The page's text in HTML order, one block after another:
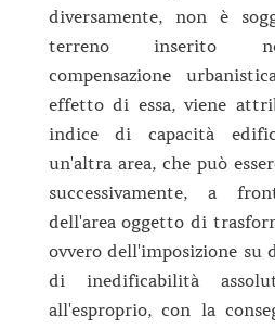
diversamente, non è
terreno inserito
compensazione
effetto di essa, viene
indice di capacità
un'altra area, che può
successivamente, a
dell'area oggetto di
ovvero dell'imposizione su
di inedificabilità
all'esproprio, con la